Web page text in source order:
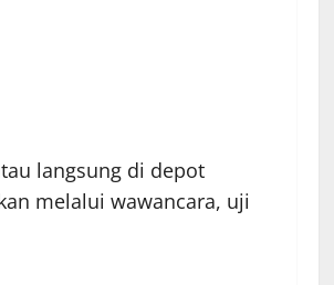
langsung di depot
melalui wawancara, uji